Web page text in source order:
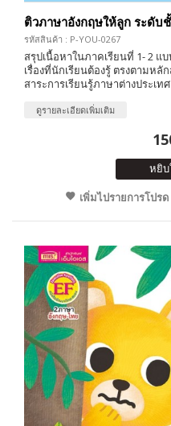
ติวภาษาอังกฤษให้ลูก ระดับ
รหัสสินค้า : P-YOU-0267
สรุปเนื้อหาในภาคเรียนที่ 1- 2 แ
เรื่องที่นักเรียนต้องรู้ ตรงตามห
สาระการเรียนรู้ภาษาต่างประเทศ
ดูรายละเอียดเพิ่มเติม
หยิบ
เพิ่มไปรายการโปรด